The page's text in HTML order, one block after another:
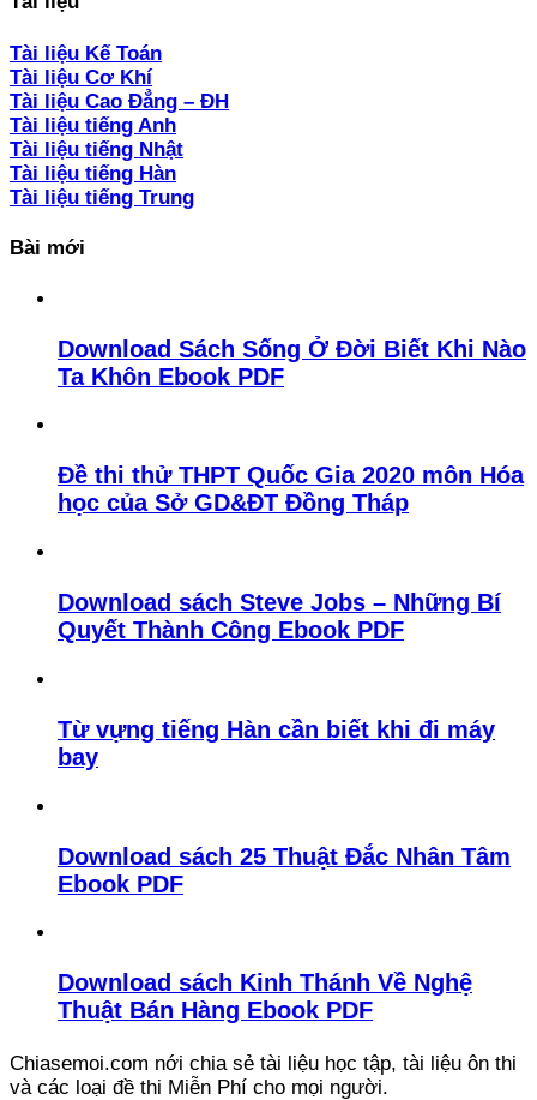
Tài liệu Kế Toán
Tài liệu Cơ Khí
Tài liệu Cao Đẳng – ĐH
Tài liệu tiếng Anh
Tài liệu tiếng Nhật
Tài liệu tiếng Hàn
Tài liệu tiếng Trung
Bài mới
Download Sách Sống Ở Đời Biết Khi Nào
Ta Khôn Ebook PDF
Đề thi thử THPT Quốc Gia 2020 môn Hóa
học của Sở GD&ĐT Đồng Tháp
Download sách Steve Jobs – Những Bí
Quyết Thành Công Ebook PDF
Từ vựng tiếng Hàn cần biết khi đi máy
bay
Download sách 25 Thuật Đắc Nhân Tâm
Ebook PDF
Download sách Kinh Thánh Về Nghệ
Thuật Bán Hàng Ebook PDF
Chiasemoi.com nới chia sẻ tài liệu học tập, tài liệu ôn thi
và các loại đề thi Miễn Phí cho mọi người.